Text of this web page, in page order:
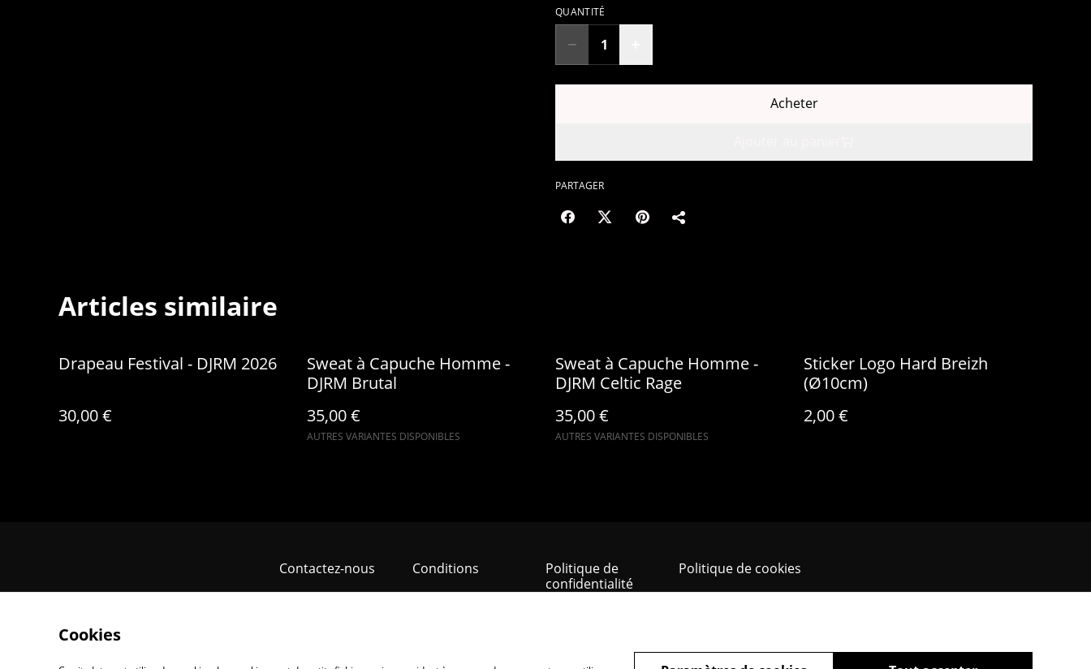
QUANTITÉ
Acheter
PARTAGER
Articles similaire
Drapeau Festival - DJRM 2026
30,00 €
Sweat à Capuche Homme -
DJRM Brutal
35,00 €
AUTRES VARIANTES DISPONIBLES
Sweat à Capuche Homme -
DJRM Celtic Rage
35,00 €
AUTRES VARIANTES DISPONIBLES
Sticker Logo Hard Breizh
(Ø10cm)
2,00 €
Contactez-nous Conditions
Politique de
confidentialité
Politique de cookies
Cookies